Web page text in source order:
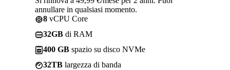
annullare in qualsiasi momento.
8 vCPU Core
32GB di RAM
400 GB spazio su disco NVMe
32TB largezza di banda